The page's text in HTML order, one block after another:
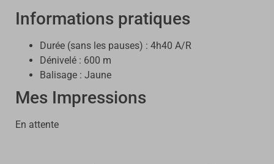
Informations pratiques
Durée (sans les pauses) : 4h40 A/R
Dénivelé : 600 m
Balisage : Jaune
Mes Impressions
En attente